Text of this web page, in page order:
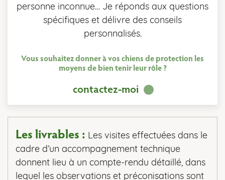
personne inconnue… Je réponds aux questions
spécifiques et délivre des conseils
personnalisés.
Vous souhaitez donner à vos chiens de protection les
moyens de bien tenir leur rôle ?
contactez-moi
Les livrables : Les visites effectuées dans le
cadre d’un accompagnement technique
donnent lieu à un compte-rendu détaillé, dans
lequel les observations et préconisations sont